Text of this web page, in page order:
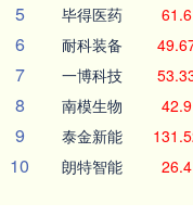
5 毕得医药 61.6
6 耐科装备
7 一博科技
8 南模生物 42.9
9 泰金新能
10 朗特智能 26.4